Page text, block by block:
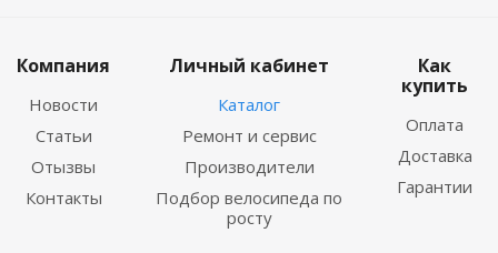
Компания
Новости
Статьи
Отызвы
Контакты
Личный кабинет
Каталог
Ремонт и сервис
Производители
Подбор велосипеда по
росту
Как
купить
Оплата
Доставка
Гарантии